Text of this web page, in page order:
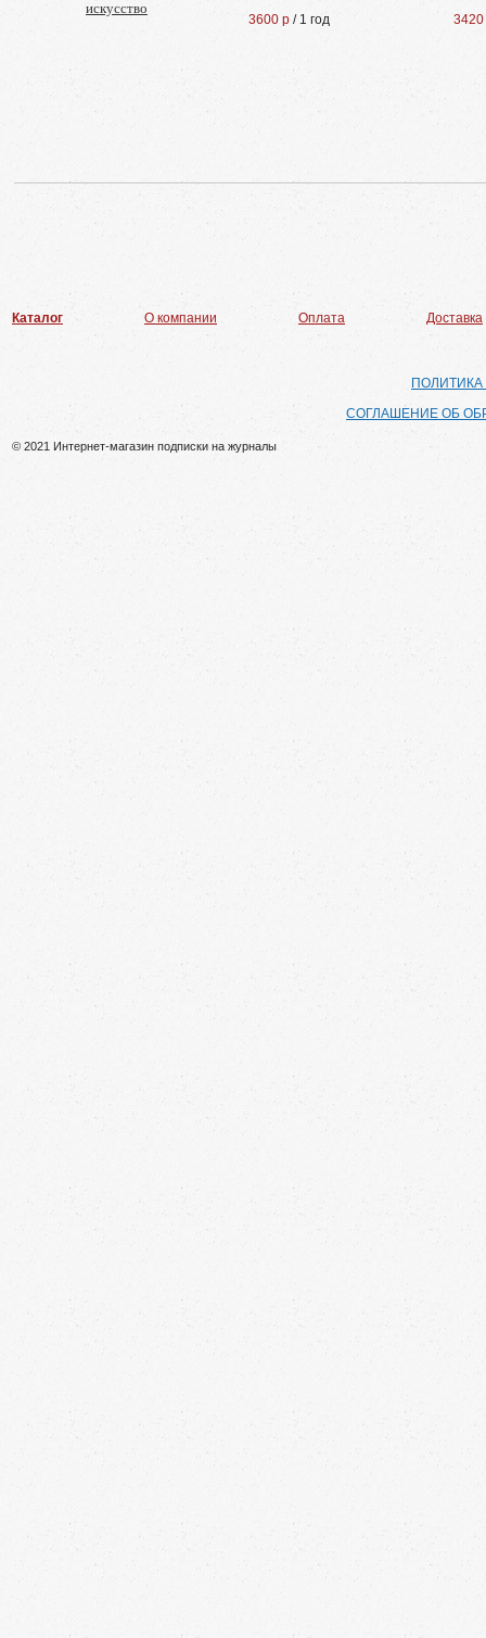
искусство
3600 р / 1 год 3420
Каталог О компании Оплата Доставка
СОГЛАШЕНИЕ ОБ
© 2021 Интернет-магазин подписки на журналы